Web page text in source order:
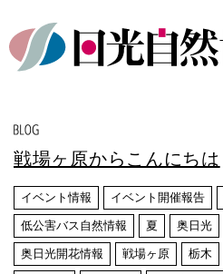
戦場ヶ原からこんにちは
イベント情報 イベント開催報告
低公害バス自然情報 夏 奥日光
奥日光開花情報 戦場ヶ原 栃木